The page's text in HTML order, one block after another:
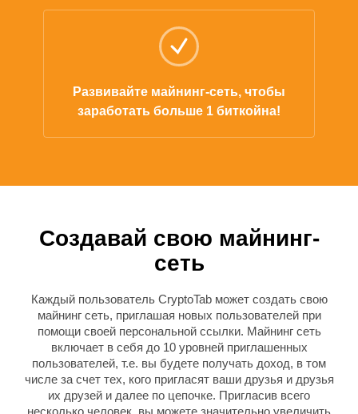
Развивайте майнинг-сеть, чтобы
заработать больше 1 биткойна!
Создавай свою майнинг-
сеть
Каждый пользователь CryptoTab может создать свою
майнинг сеть, приглашая новых пользователей при
помощи своей персональной ссылки. Майнинг сеть
включает в себя до 10 уровней приглашенных
пользователей, т.е. вы будете получать доход, в том
числе за счет тех, кого пригласят ваши друзья и друзья
их друзей и далее по цепочке. Пригласив всего